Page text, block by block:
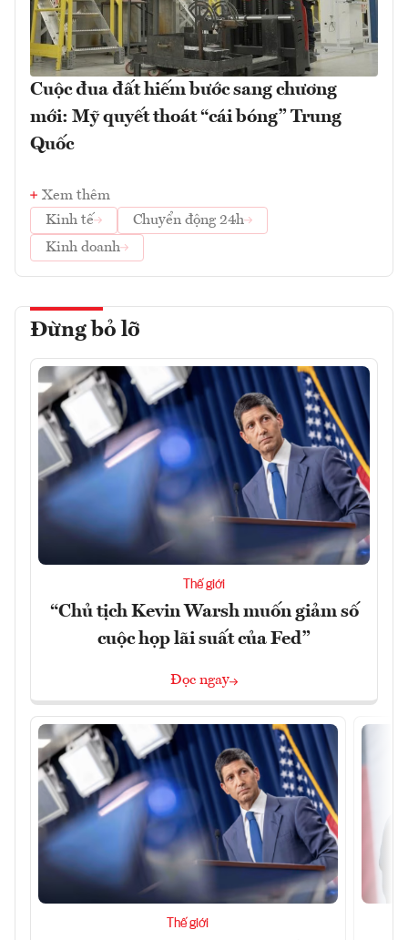
Cuộc đua đất hiếm bước sang chương
mới: Mỹ quyết thoát “cái bóng” Trung
Quốc
Xem thêm
Kinh tế
Chuyển động 24h
Kinh doanh
Đừng bỏ lỡ
Thế giới
“Chủ tịch Kevin Warsh muốn giảm số
cuộc họp lãi suất của Fed”
Đọc ngay
Thế giới